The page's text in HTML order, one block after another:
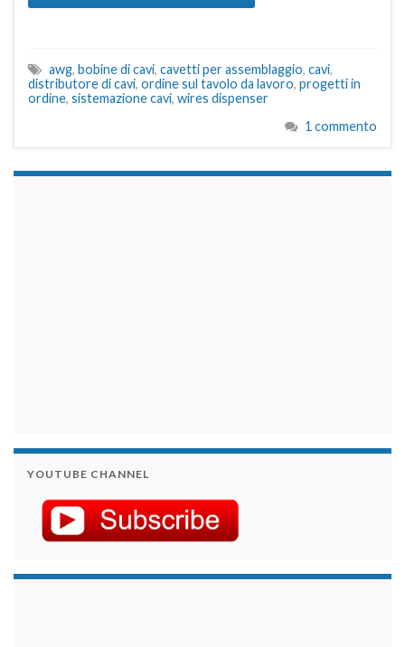
awg, bobine di cavi, cavetti per assemblaggio, cavi,
distributore di cavi, ordine sul tavolo da lavoro, progetti in
ordine, sistemazione cavi, wires dispenser
1 commento
YOUTUBE CHANNEL